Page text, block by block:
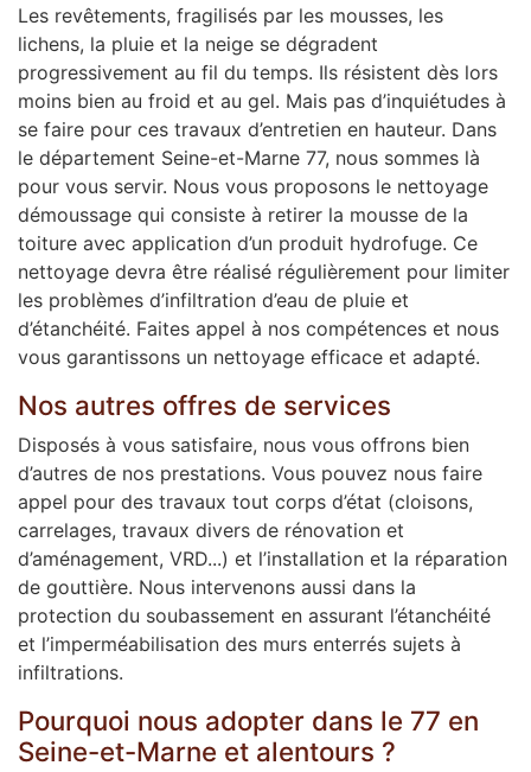
Les revêtements, fragilisés par les mousses, les
lichens, la pluie et la neige se dégradent
progressivement au fil du temps. Ils résistent dès lors
moins bien au froid et au gel. Mais pas d’inquiétudes à
se faire pour ces travaux d’entretien en hauteur. Dans
le département Seine-et-Marne 77, nous sommes là
pour vous servir. Nous vous proposons le nettoyage
démoussage qui consiste à retirer la mousse de la
toiture avec application d’un produit hydrofuge. Ce
nettoyage devra être réalisé régulièrement pour limiter
les problèmes d’infiltration d’eau de pluie et
d’étanchéité. Faites appel à nos compétences et nous
vous garantissons un nettoyage efficace et adapté.
Nos autres offres de services
Disposés à vous satisfaire, nous vous offrons bien
d’autres de nos prestations. Vous pouvez nous faire
appel pour des travaux tout corps d’état (cloisons,
carrelages, travaux divers de rénovation et
d’aménagement, VRD...) et l’installation et la réparation
de gouttière. Nous intervenons aussi dans la
protection du soubassement en assurant l’étanchéité
et l’imperméabilisation des murs enterrés sujets à
infiltrations.
Pourquoi nous adopter dans le 77 en
Seine-et-Marne et alentours ?